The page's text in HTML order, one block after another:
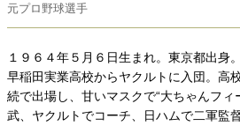
70代のグランドデザイン
社会・カルチャー・マネー
地域とつながる/お金との付き合い方
元プロ野球選手
１９６４年５月６日生まれ。東京都出身
早稲田実業高校からヤクルトに入団。高
続で出場し、甘いマスクで“大ちゃんフ
武、ヤクルトでコーチ、日ハムで二軍監